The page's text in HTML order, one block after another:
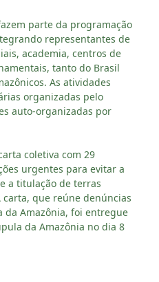
parte da programação
representantes de
academia, centros de
tanto do Brasil
As atividades
organizadas pelo
auto-organizadas por
coletiva com 29
urgentes para evitar a
a titulação de terras
que reúne denúncias
da Amazônia, foi entregue
da Amazônia no dia 8